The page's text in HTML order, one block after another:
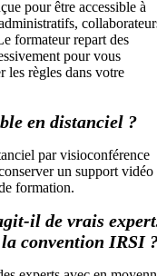
pour être accessible à
formateur repart des
pour vous
les règles dans votre
en distanciel ?
par visioconférence
un support vidéo
formation.
il de vrais
la convention IRSI